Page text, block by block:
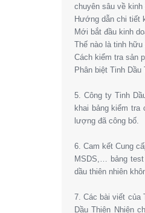
chuyên sâu về
Hướng dẫn chi tiết
Mới bắt đầu kinh
Thế nào là tinh
Cách kiểm tra sản
Phân biệt Tinh Dầu
5. Công ty Tinh
khai bảng kiểm tra
lượng đã công bố.
6. Cam kết Cung
MSDS,… bảng test
dầu thiên nhiên
7. Các bài viết của
Dầu Thiên Nhiên